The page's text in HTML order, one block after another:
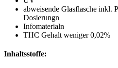
abweisende Glasflasche inkl.
Dosierungn
Infomaterialn
THC Gehalt weniger 0,02%
Inhaltsstoffe: